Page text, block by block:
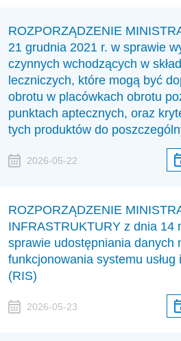
ROZPORZĄDZENIE
21 grudnia 2021 r. w sprawie
czynnych wchodzących w
leczniczych, które mogą być
obrotu w placówkach obrotu
punktach aptecznych, oraz
tych produktów do
2026-05-22
ROZPORZĄDZENIE
INFRASTRUKTURY z dnia 14
sprawie udostępniania danych
funkcjonowania systemu
(RIS)
2026-05-23